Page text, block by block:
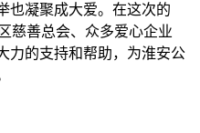
也凝聚成大爱。在这次的
慈善总会、众多爱心企业
力的支持和帮助，为淮安公